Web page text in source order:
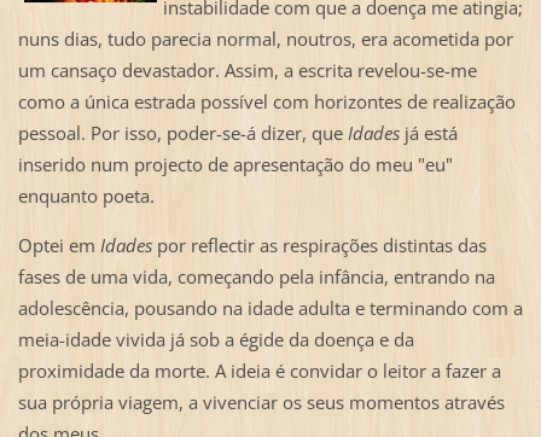
instabilidade com que a doença me atingia;
nuns dias, tudo parecia normal, noutros, era acometida por
um cansaço devastador. Assim, a escrita revelou-se-me
como a única estrada possível com horizontes de realização
pessoal. Por isso, poder-se-á dizer, que Idades já está
inserido num projecto de apresentação do meu "eu"
enquanto poeta.
Optei em Idadespor reflectir as respirações distintas das
fases de uma vida, começando pela infância, entrando na
adolescência, pousando na idade adulta e terminando com a
meia-idade vivida já sob a égide da doença e da
proximidade da morte. A ideia é convidar o leitor a fazer a
sua própria viagem, a vivenciar os seus momentos através